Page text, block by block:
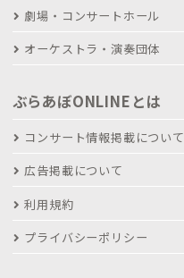
劇場・コンサートホール
オーケストラ・演奏団体
ぶらあぼONLINEとは
コンサート情報掲載について
広告掲載について
利用規約
プライバシーポリシー